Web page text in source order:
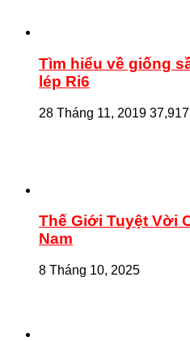
Tìm hiểu về giống
lép Ri6
28 Tháng 11, 2019 37,917
Thế Giới Tuyệt Vời
Nam
8 Tháng 10, 2025